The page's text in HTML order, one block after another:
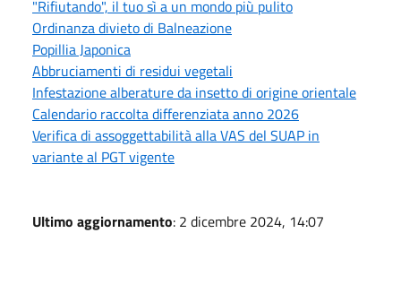
"Rifiutando", il tuo sì a un mondo più pulito
Ordinanza divieto di Balneazione
Popillia Japonica
Abbruciamenti di residui vegetali
Infestazione alberature da insetto di origine orientale
Calendario raccolta differenziata anno 2026
Verifica di assoggettabilità alla VAS del SUAP in
variante al PGT vigente
Ultimo aggiornamento: 2 dicembre 2024, 14:07